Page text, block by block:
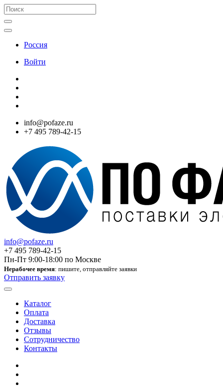
Россия
Войти
info@pofaze.ru
+7 495 789-42-15
info@pofaze.ru
+7 495 789-42-15
Пн-Пт 9:00-18:00 по Москве
Нерабочее время: пишите, отправляйте заявки
Отправить заявку
Каталог
Оплата
Доставка
Отзывы
Сотрудничество
Контакты